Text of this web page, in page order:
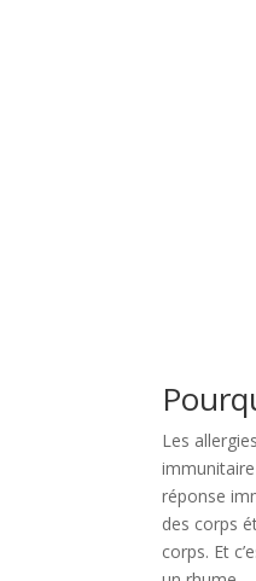
Les
immunitaire
réponse
des corps
corps. Et